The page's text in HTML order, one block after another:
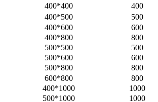
400*400
400
400*500
500
400*600
600
400*800
800
500*500
500
500*600
600
500*800
800
600*800
800
400*1000
1000
500*1000
1000